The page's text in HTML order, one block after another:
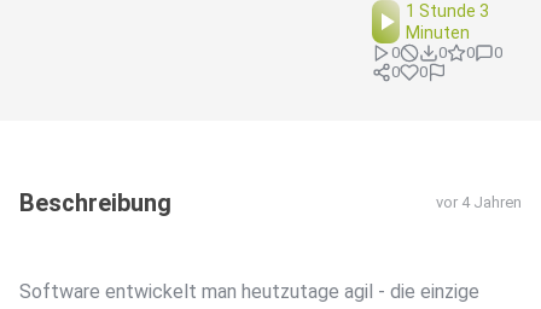
1 Stunde 3
Minuten
0 0 0
0
0
0
Beschreibung vor 4 Jahren
Software entwickelt man heutzutage agil - die einzige